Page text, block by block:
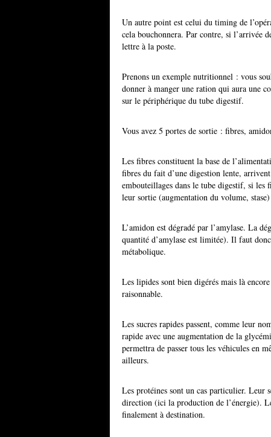
Un autre point est celui du timing de
cela bouchonnera. Par contre, si l’arrivée
lettre à la poste.
Prenons un exemple nutritionnel : vous
donner à manger une ration qui aura une
sur le périphérique du tube digestif.
Vous avez 5 portes de sortie : fibres,
Les fibres constituent la base de
fibres du fait d’une digestion lente,
embouteillages dans le tube digestif, si les
leur sortie (augmentation du volume,
L’amidon est dégradé par l’amylase. La
quantité d’amylase est limitée). Il faut
métabolique.
Les lipides sont bien digérés mais là
raisonnable.
Les sucres rapides passent, comme leur
rapide avec une augmentation de la
permettra de passer tous les véhicules en
ailleurs.
Les protéines sont un cas particulier. Leur
direction (ici la production de l’énergie).
finalement à destination.